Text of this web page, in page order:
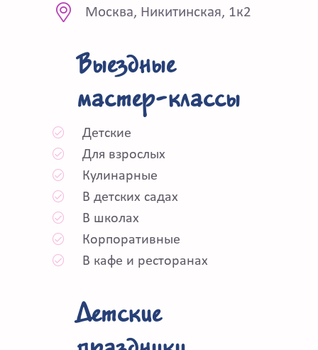
Детские
Москва, Никитинская, 1к2
Выездные
мастер-классы
Детские
Для взрослых
Кулинарные
В детских садах
В школах
Корпоративные
В кафе и ресторанах